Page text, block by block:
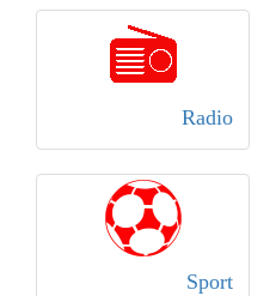
Radio
Sport